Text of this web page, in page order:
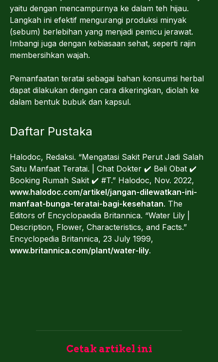
yaitu dengan mencampurnya ke dalam teh hijau.
Langkah ini efektif mengurangi produksi minyak
(sebum) berlebihan yang menjadi pemicu jerawat.
Imbangi juga dengan kebiasaan sehat, seperti rajin
membersihkan wajah.
Pemanfaatan teratai sebagai bahan konsumsi herbal
dapat dilakukan dengan cara dikeringkan, diolah ke
dalam bentuk bubuk dan kapsul.
Daftar Pustaka
Halodoc, Redaksi. “Mengatasi Sakit Perut Jadi Salah
Satu Manfaat Teratai. | Chat Dokter ✔️ Beli Obat ✔️
Booking Rumah Sakit ✔️ #T.” Halodoc, Nov. 2022,
www.halodoc.com/artikel/jangan-dilewatkan-ini-
manfaat-bunga-teratai-bagi-kesehatan. The
Editors of Encyclopaedia Britannica. “Water Lily |
Description, Flower, Characteristics, and Facts.”
Encyclopedia Britannica, 23 July 1999,
www.britannica.com/plant/water-lily.
Cetak artikel ini